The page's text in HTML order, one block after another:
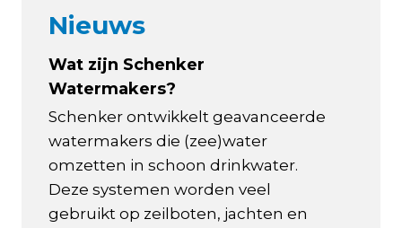
Nieuws
Wat zijn Schenker
Watermakers?
Schenker ontwikkelt geavanceerde
watermakers die (zee)water
omzetten in schoon drinkwater.
Deze systemen worden veel
gebruikt op zeilboten, jachten en